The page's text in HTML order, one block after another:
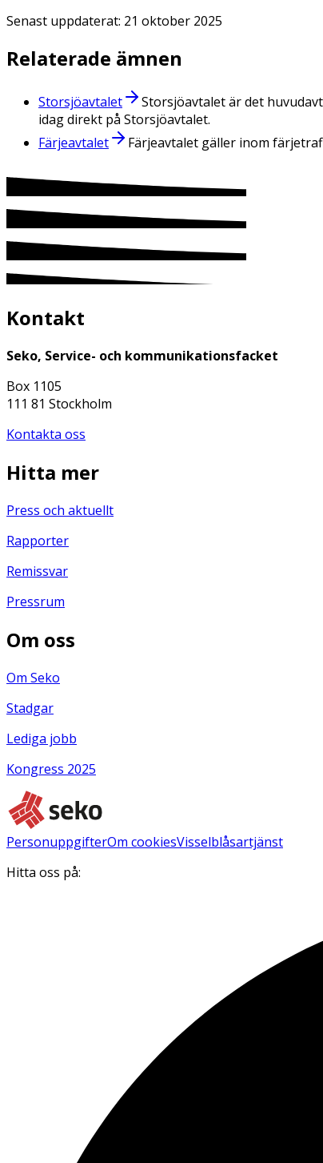
Senast uppdaterat: 21 oktober 2025
Relaterade ämnen
Storsjöavtalet
Storsjöavtalet är det
idag direkt på Storsjöavtalet.
Färjeavtalet
Färjeavtalet gäller inom
Kontakt
Seko, Service- och kommunikationsfacket
Box 1105
111 81 Stockholm
Kontakta oss
Hitta mer
Press och aktuellt
Rapporter
Remissvar
Pressrum
Om oss
Om Seko
Stadgar
Lediga jobb
Kongress 2025
PersonuppgifterOm cookiesVisselblåsartjänst
Hitta oss på: